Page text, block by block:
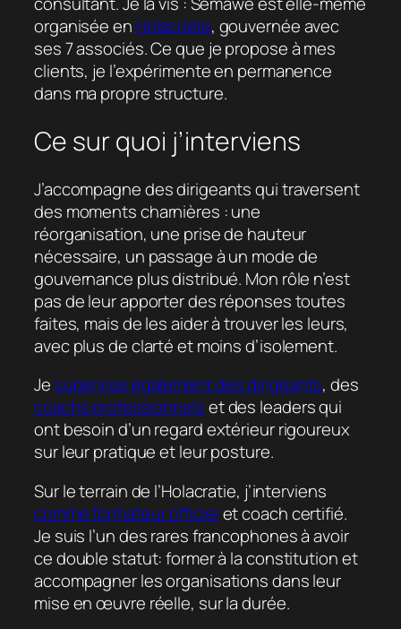
organisée en Holacratie, gouvernée avec
ses 7 associés. Ce que je propose à mes
clients, je l’expérimente en permanence
dans ma propre structure.
Ce sur quoi j’interviens
J’accompagne des dirigeants qui traversent
des moments charnières : une
réorganisation, une prise de hauteur
nécessaire, un passage à un mode de
gouvernance plus distribué. Mon rôle n’est
pas de leur apporter des réponses toutes
faites, mais de les aider à trouver les leurs,
avec plus de clarté et moins d’isolement.
Je supervise également des dirigeants, des
coachs professionnelset des leaders qui
ont besoin d’un regard extérieur rigoureux
sur leur pratique et leur posture.
Sur le terrain de l’Holacratie, j’interviens
comme formateur officielet coach certifié.
Je suis l’un des rares francophones à avoir
ce double statut: former à la constitution et
accompagner les organisations dans leur
mise en œuvre réelle, sur la durée.